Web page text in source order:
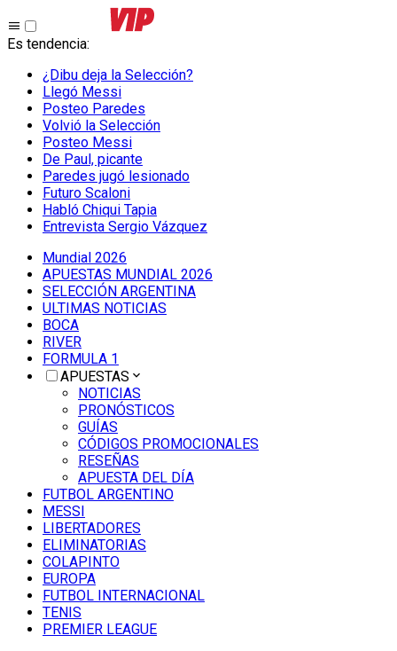
Es tendencia:
¿Dibu deja la Selección?
Llegó Messi
Posteo Paredes
Volvió la Selección
Posteo Messi
De Paul, picante
Paredes jugó lesionado
Futuro Scaloni
Habló Chiqui Tapia
Entrevista Sergio Vázquez
Mundial 2026
APUESTAS MUNDIAL 2026
SELECCIÓN ARGENTINA
ULTIMAS NOTICIAS
BOCA
RIVER
FORMULA 1
APUESTAS
NOTICIAS
PRONÓSTICOS
GUÍAS
CÓDIGOS PROMOCIONALES
RESEÑAS
APUESTA DEL DÍA
FUTBOL ARGENTINO
MESSI
LIBERTADORES
ELIMINATORIAS
COLAPINTO
EUROPA
FUTBOL INTERNACIONAL
TENIS
PREMIER LEAGUE